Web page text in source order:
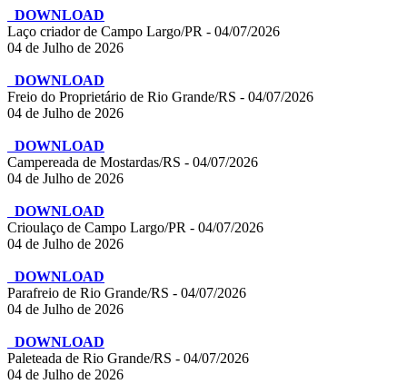
DOWNLOAD
Laço criador de Campo Largo/PR - 04/07/2026
04 de Julho de 2026
DOWNLOAD
Freio do Proprietário de Rio Grande/RS - 04/07/2026
04 de Julho de 2026
DOWNLOAD
Campereada de Mostardas/RS - 04/07/2026
04 de Julho de 2026
DOWNLOAD
Crioulaço de Campo Largo/PR - 04/07/2026
04 de Julho de 2026
DOWNLOAD
Parafreio de Rio Grande/RS - 04/07/2026
04 de Julho de 2026
DOWNLOAD
Paleteada de Rio Grande/RS - 04/07/2026
04 de Julho de 2026